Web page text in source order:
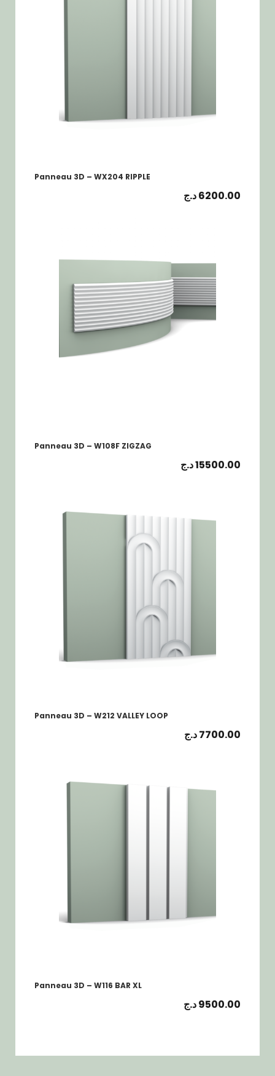
Panneau 3D – WX204 RIPPLE
6200.00د.ج
Panneau 3D – W108F ZIGZAG
15500.00د.ج
Panneau 3D – W212 VALLEY LOOP
7700.00د.ج
Panneau 3D – W116 BAR XL
9500.00د.ج